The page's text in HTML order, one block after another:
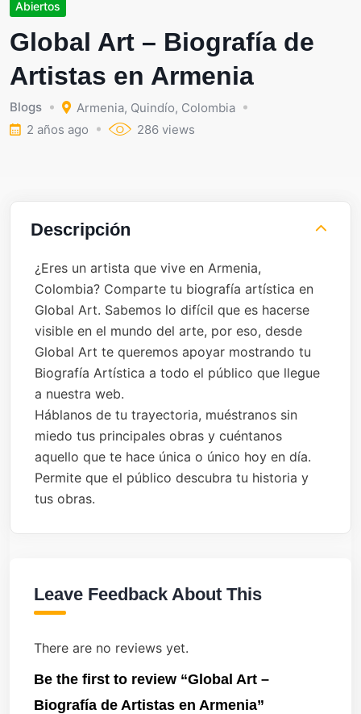
Abiertos
Global Art – Biografía de
Artistas en Armenia
Blogs Armenia, Quindío, Colombia
2 años ago
286 views
Descripción
¿Eres un artista que vive en Armenia,
Colombia? Comparte tu biografía artística en
Global Art. Sabemos lo difícil que es hacerse
visible en el mundo del arte, por eso, desde
Global Art te queremos apoyar mostrando tu
Biografía Artística a todo el público que llegue
a nuestra web.
Háblanos de tu trayectoria, muéstranos sin
miedo tus principales obras y cuéntanos
aquello que te hace única o único hoy en día.
Permite que el público descubra tu historia y
tus obras.
Leave Feedback About This
There are no reviews yet.
Be the first to review “Global Art –
Biografía de Artistas en Armenia”